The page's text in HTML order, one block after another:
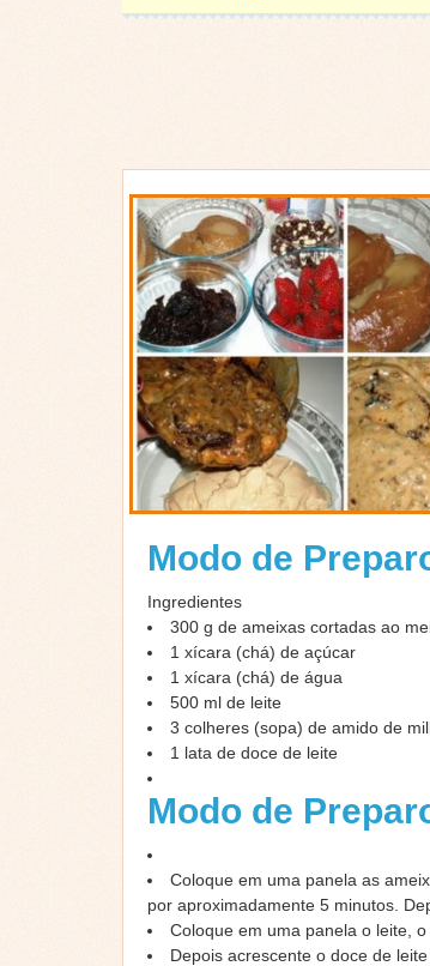
Modo de
Ingredientes
300 g de ameixas cortadas ao
1 xícara (chá) de açúcar
1 xícara (chá) de água
500 ml de leite
3 colheres (sopa) de amido de
1 lata de doce de leite
Modo de
Coloque em uma panela as
por aproximadamente 5 minutos.
Coloque em uma panela o leite,
Depois acrescente o doce de